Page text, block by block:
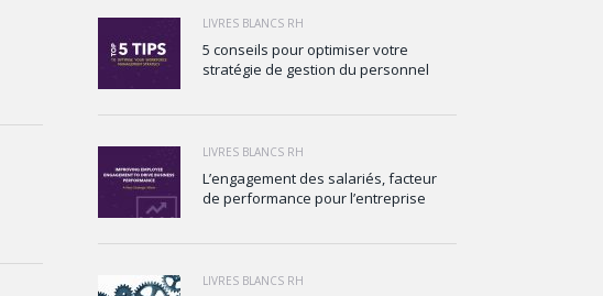
LIVRES BLANCS RH
5 conseils pour optimiser votre
stratégie de gestion du personnel
LIVRES BLANCS RH
L’engagement des salariés, facteur
de performance pour l’entreprise
LIVRES BLANCS RH